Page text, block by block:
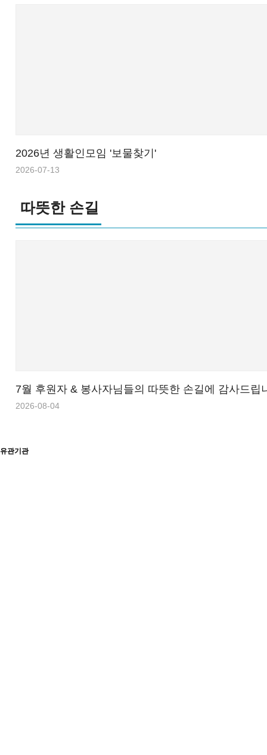
2026년 생활인모임 '보물찾기'
2026-07-13
따뜻한 손길
7월 후원자 & 봉사자님들의 따뜻한 손길에 감사드립
2026-08-04
유관기관